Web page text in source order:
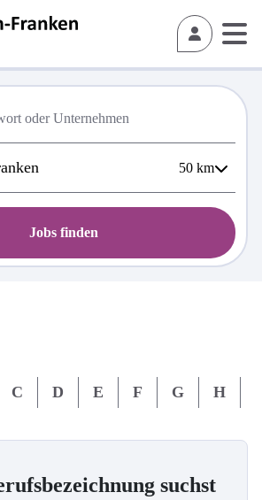
50 km
Jobs finden
C D E F G H
suchst